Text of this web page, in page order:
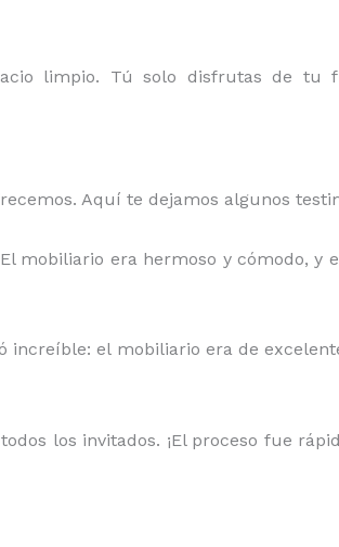
limpio. Tú solo disfrutas de tu
Aquí te dejamos algunos
mobiliario era hermoso y cómodo, y
increíble: el mobiliario era de
los invitados. ¡El proceso fue